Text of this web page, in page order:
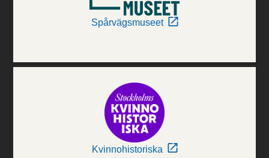
Spårvägsmuseet
Kvinnohistoriska